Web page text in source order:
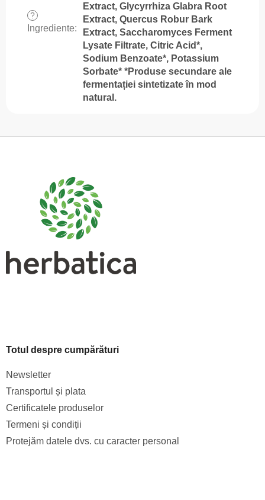
?
Ingrediente:
Extract, Glycyrrhiza Glabra Root
Extract, Quercus Robur Bark
Extract, Saccharomyces Ferment
Lysate Filtrate, Citric Acid*,
Sodium Benzoate*, Potassium
Sorbate* *Produse secundare ale
fermentației sintetizate în mod
natural.
Totul despre cumpărături
Newsletter
Transportul și plata
Certificatele produselor
Termeni și condiții
Protejăm datele dvs. cu caracter personal